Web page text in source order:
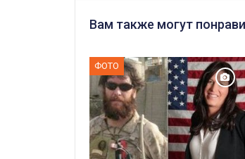
Вам также могут
ФОТО